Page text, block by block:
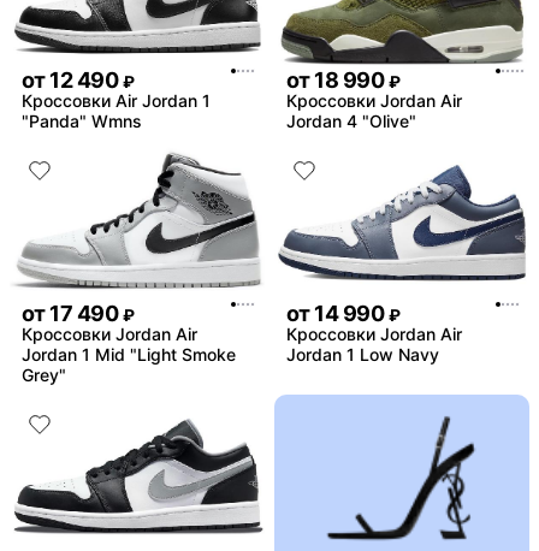
от12 490 ₽
Кроссовки Air Jordan 1
"Panda" Wmns
от18 990 ₽
Кроссовки Jordan Air
Jordan 4 "Olive"
от17 490 ₽
Кроссовки Jordan Air
Jordan 1 Mid "Light Smoke
Grey"
от14 990 ₽
Кроссовки Jordan Air
Jordan 1 Low Navy